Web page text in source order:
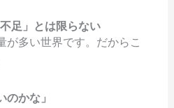
足」とは限らない
が多い世界です。だからこ
のかな」